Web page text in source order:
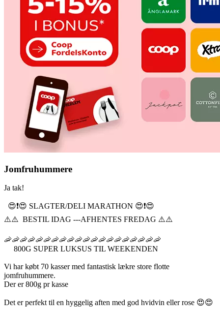
Jomfruhummere
Ja tak!
😍❗️😍 SLAGTER/DELI MARATHON 😍❗️😍
⚠️⚠️ BESTIL IDAG ---AFHENTES FREDAG ⚠️⚠️
🦐🦐🦐🦐🦐🦐🦐🦐🦐🦐🦐🦐🦐🦐🦐🦐🦐🦐🦐🦐
800G SUPER LUKSUS TIL WEEKENDEN
Vi har købt 70 kasser med fantastisk lækre store flotte
jomfruhummere.
Der er 800g pr kasse
Det er perfekt til en hyggelig aften med god hvidvin eller rose 😍😍